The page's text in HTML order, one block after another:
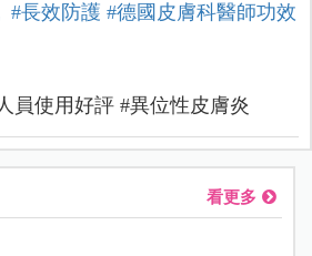
#長效防護 #德國皮膚科醫師功效
員使用好評 #異位性皮膚炎
看更多